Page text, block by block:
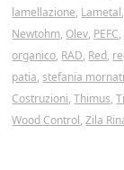
lamellazione, Lametal,
Newtohm, Olev, PEFC,
organico, RAD, Red,
patia,stefania mornati
Costruzioni,Thimus,
Wood Control,Zila